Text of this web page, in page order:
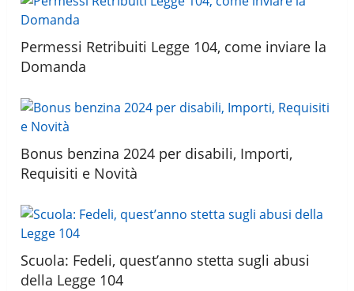
Permessi Retribuiti Legge 104, come inviare la
Domanda
Bonus benzina 2024 per disabili, Importi,
Requisiti e Novità
Scuola: Fedeli, quest’anno stetta sugli abusi
della Legge 104